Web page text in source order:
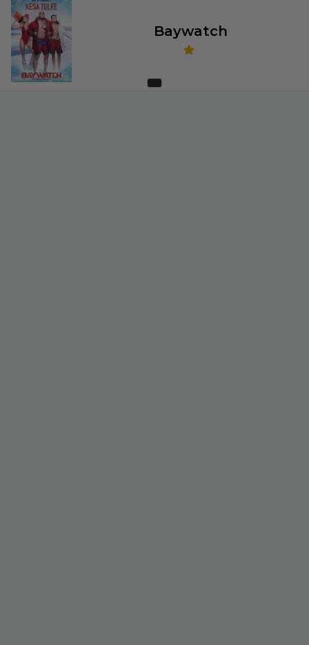
Baywatch